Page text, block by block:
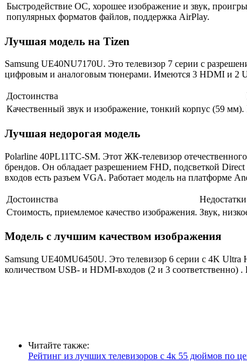
Быстродействие ОС, хорошее изображение и звук,
популярных форматов файлов, поддержка AirPlay.
Лучшая модель на Tizen
Samsung UE40NU7170U. Это телевизор 7 серии с
цифровым и аналоговым тюнерами. Имеются 3 HDMI и 2
Достоинства
Качественный звук и изображение, тонкий корпус (59 мм).
Лучшая недорогая модель
Polarline 40PL11TC-SM. Этот ЖК-телевизор
брендов. Он обладает разрешением FHD, подсветкой
входов есть разъем VGA. Работает модель на платформе
Достоинства Недостатки
Стоимость, приемлемое качество изображения. Звук,
Модель с лучшим качеством изображения
Samsung UE40MU6450U. Это телевизор 6 серии с 4K
количеством USB- и HDMI-входов (2 и 3
Читайте также:
Рейтинг из лучших телевизоров с 4к 55 дюймов по